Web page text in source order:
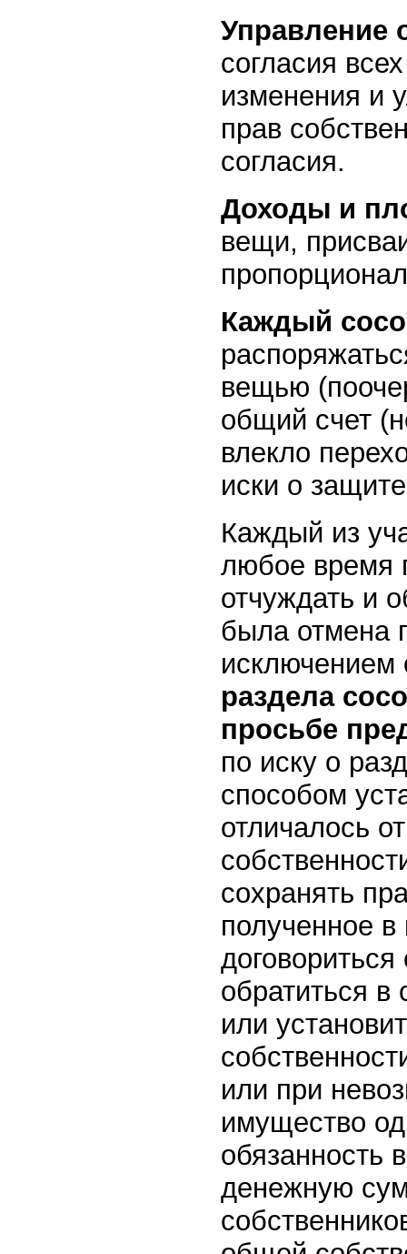
согласия
изменения и
прав
согласия.
Доходы и
вещи,
Каждый
вещью
общий счет
влекло
иски о
Каждый из
любое время
отчуждать и
была отмена
раздела
просьбе
по иску о
способом
отличалось
сохранять
полученное в
обратиться
или
или при
имущество
обязанность
денежную